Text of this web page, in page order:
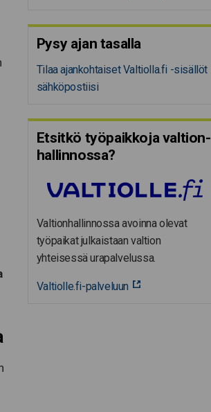
Pysy ajan tasalla
Tilaa ajankohtaiset Valtiolla.fi -sisällöt
sähköpostiisi
Etsitkö työpaikkoja valtion­
hal­lin­nossa?
Valtionhallinnossa avoinna olevat
työpaikat julkaistaan valtion
yhteisessä urapalvelussa.
Valtiolle.fi-palveluun